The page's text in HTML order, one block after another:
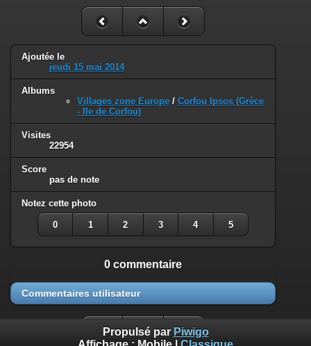
Ajoutée le
jeudi 15 mai 2014
Albums
Villages zone Europe / Corfou Ipsos (Grèce
- Ile de Corfou)
Visites
22954
Score
pas de note
Notez cette photo
0 1 2 3 4 5
0 commentaire
Commentaires utilisateur
Propulsé par Piwigo